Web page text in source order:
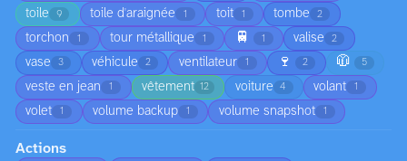
toile 9 toile d'araignée 1 toit 1 tombe 2
torchon 1 tour métallique 1 🚆 1 valise 2
vase 3 véhicule 2 ventilateur 1 🍷 2 🧥 5
veste en jean 1 vêtement 12 voiture 4 volant 1
volet 1 volume backup 1 volume snapshot 1
Actions